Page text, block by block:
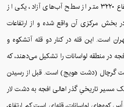
ماه» است. قله «پرسون» به ارتفاع ۳۲۲۰ متر از سطح آب‌های آزاد، یکی از
بخش مرکزی آن واقع شده و از ارتفاعات
است. این قله در کنار دو قله آتشکوه و
در منطقه لواسانات را تشکیل می‌دهند، که
گرچال (دشت هویج) است. قبل از رسیدن
مسیر تاریخیِ گذر اهالی افجه به دشت لار